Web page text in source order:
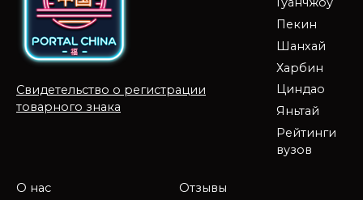
Свидетельство о регистрации
товарного знака
Пекин
Шанхай
Харбин
Циндао
Яньтай
Рейтинги
вузов
О нас
Отзывы